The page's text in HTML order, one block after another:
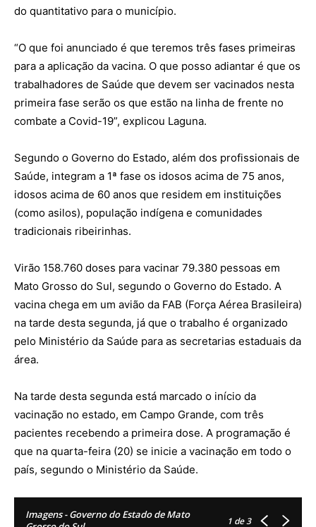
do quantitativo para o município.
“O que foi anunciado é que teremos três fases primeiras
para a aplicação da vacina. O que posso adiantar é que os
trabalhadores de Saúde que devem ser vacinados nesta
primeira fase serão os que estão na linha de frente no
combate a Covid-19”, explicou Laguna.
Segundo o Governo do Estado, além dos profissionais de
Saúde, integram a 1ª fase os idosos acima de 75 anos,
idosos acima de 60 anos que residem em instituições
(como asilos), população indígena e comunidades
tradicionais ribeirinhas.
Virão 158.760 doses para vacinar 79.380 pessoas em
Mato Grosso do Sul, segundo o Governo do Estado. A
vacina chega em um avião da FAB (Força Aérea Brasileira)
na tarde desta segunda, já que o trabalho é organizado
pelo Ministério da Saúde para as secretarias estaduais da
área.
Na tarde desta segunda está marcado o início da
vacinação no estado, em Campo Grande, com três
pacientes recebendo a primeira dose. A programação é
que na quarta-feira (20) se inicie a vacinação em todo o
país, segundo o Ministério da Saúde.
Imagens - Governo do Estado de Mato
1 de 3